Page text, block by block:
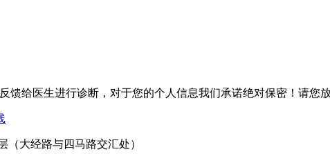
馈给医生进行诊断，对于您的个人信息我们承诺绝对保密！请您放
（大经路与四马路交汇处）